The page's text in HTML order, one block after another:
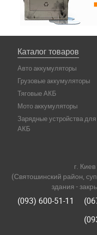
Каталог товаров
Авто аккумуляторы
Грузовые аккумуляторы
Тяговые АКБ
Мото аккумуляторы
Зарядные устройства для
АКБ
г.
(Святошинский район,
здания -
(093) 600-51-11